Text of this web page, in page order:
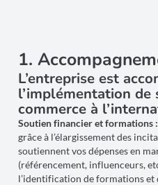
1.
L’entreprise est
l’implémentation de
commerce à
Soutien financier et formations :
grâce à l’élargissement des
soutiennent vos dépenses en
(référencement, influenceurs,
l’identification de formations et